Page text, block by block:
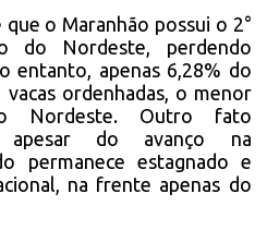
o Maranhão possui o 2°
do Nordeste, perdendo
entanto, apenas 6,28% do
ordenhadas, o menor
Nordeste. Outro fato
do avanço na
permanece estagnado e
na frente apenas do